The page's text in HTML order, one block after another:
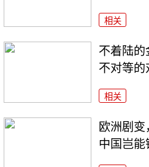
相关
不着陆的
不对等的
相关
欧洲剧
中国岂能